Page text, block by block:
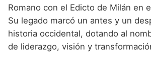
Romano con el Edicto de Milán en
Su legado marcó un antes y un
historia occidental, dotando al
de liderazgo, visión y